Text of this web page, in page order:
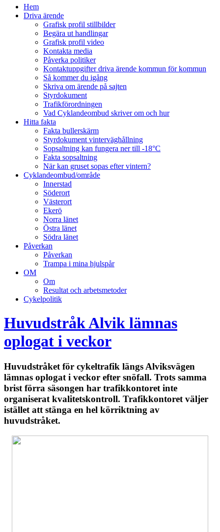
sökfältHem
Driva ärende
Grafisk profil stillbilder
Begära ut handlingar
Grafisk profil video
Kontakta media
Påverka politiker
Kontaktuppgifter driva ärende kommun för kommun
Så kommer du igång
Skriva om ärende på sajten
Styrdokument
Trafikförordningen
Vad Cyklandeombud skriver om och hur
Hitta fakta
Fakta bullerskärm
Styrdokument vinterväghållning
Sopsaltning kan fungera ner till -18°C
Fakta sopsaltning
När kan gruset sopas efter vintern?
Cyklandeombud/område
Innerstad
Söderort
Västerort
Ekerö
Norra länet
Östra länet
Södra länet
Påverkan
Påverkan
Trampa i mina hjulspår
OM
Om
Resultat och arbetsmetoder
Cykelpolitik
Huvudstråk Alvik lämnas
oplogat i veckor
Huvudstråket för cykeltrafik längs Alviksvägen
lämnas oplogat i veckor efter snöfall. Trots samma
brist förra säsongen har trafikkontoret inte
organiserat kvalitetskontroll. Trafikkontoret väljer
istället att stänga en hel körriktning av
huvudstråket.